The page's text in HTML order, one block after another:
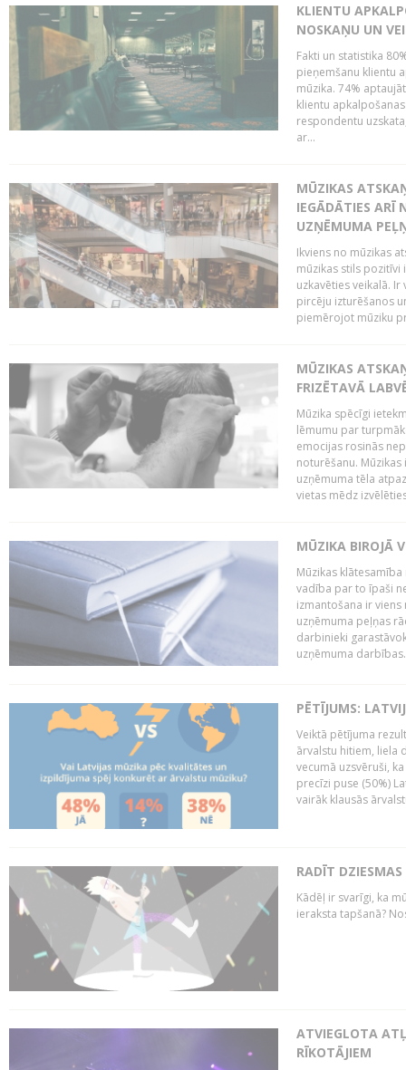
KLIENTU
NOSKAŅU UN
Fakti un statistika
pieņemšanu klientu
mūzika. 74%
klientu
respondentu
ar...
MŪZIKAS
IEGĀDĀTIES ARĪ
UZŅĒMUMA
Ikviens no mūzikas
mūzikas stils pozitīvi
uzkavēties veikalā.
pircēju izturēšanos
piemērojot mūziku
MŪZIKAS
FRIZĒTAVĀ
Mūzika spēcīgi
lēmumu par
emocijas rosinās
noturēšanu.
uzņēmuma tēla
vietas mēdz
MŪZIKA BIROJĀ
Mūzikas
vadība par to īpaši
izmantošana ir
uzņēmuma peļņas
darbinieki
uzņēmuma
PĒTĪJUMS:
Veiktā pētījuma
ārvalstu hitiem, liela
vecumā uzsvēruši,
precīzi puse (50%)
vairāk klausās
RADĪT
Kādēļ ir svarīgi, ka
ieraksta tapšanā?
ATVIEGLOTA
RĪKOTĀJIEM